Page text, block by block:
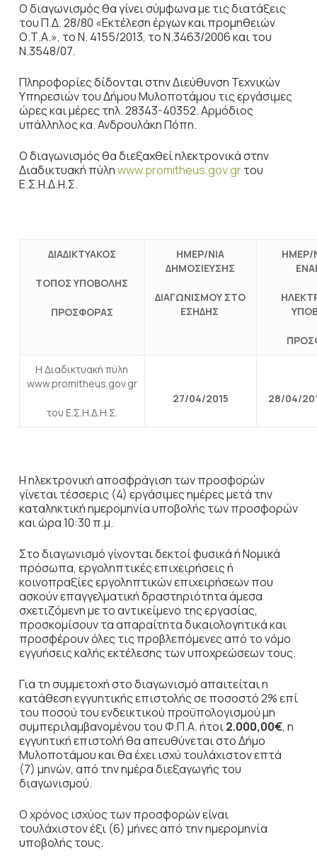
Ο διαγωνισμός θα γίνει σύμφωνα με τις διατάξεις
του Π.Δ. 28/80 «Εκτέλεση έργων και προμηθειών
Ο.Τ.Α.», το Ν. 4155/2013, το Ν.3463/2006 και του
Ν.3548/07.
Πληροφορίες δίδονται στην Διεύθυνση Τεχνικών
Υπηρεσιών του Δήμου Μυλοποτάμου τις εργάσιμες
ώρες και μέρες τηλ. 28343-40352. Αρμόδιος
υπάλληλος κα. Ανδρουλάκη Πόπη.
Ο διαγωνισμός θα διεξαχθεί ηλεκτρονικά στην
Διαδικτυακή πύληwww.promitheus.gov.grτου
Ε.Σ.Η.Δ.Η.Σ.
ΔΙΑΔΙΚΤΥΑΚΟΣ
ΤΟΠΟΣ ΥΠΟΒΟΛΗΣ
ΠΡΟΣΦΟΡΑΣ
ΗΜΕΡ/ΝΙΑ
ΔΗΜΟΣΙΕΥΣΗΣ
ΔΙΑΓΩΝΙΣΜΟΥ ΣΤΟ
ΕΣΗΔΗΣ
ΗΜΕΡ/
Η Διαδικτυακή πύλη
www.promitheus.gov.gr
του Ε.Σ.Η.Δ.Η.Σ.
27/04/2015 28/04/
Η ηλεκτρονική αποσφράγιση των προσφορών
γίνεται τέσσερις (4) εργάσιμες ημέρες μετά την
καταληκτική ημερομηνία υποβολής των προσφορών
και ώρα 10:30 π.μ.
Στο διαγωνισμό γίνονται δεκτοί φυσικά ή Νομικά
πρόσωπα, εργοληπτικές επιχειρήσεις ή
κοινοπραξίες εργοληπτικών επιχειρήσεων που
ασκούν επαγγελματική δραστηριότητα άμεσα
σχετιζόμενη με το αντικείμενο της εργασίας,
προσκομίσουν τα απαραίτητα δικαιολογητικά και
προσφέρουν όλες τις προβλεπόμενες από το νόμο
εγγυήσεις καλής εκτέλεσης των υποχρεώσεων τους.
Για τη συμμετοχή στο διαγωνισμό απαιτείται η
κατάθεση εγγυητικής επιστολής σε ποσοστό 2% επί
του ποσού του ενδεικτικού προϋπολογισμού μη
συμπεριλαμβανομένου του Φ.Π.Α. ήτοι2.000,00€, η
εγγυητική επιστολή θα απευθύνεται στο Δήμο
Μυλοποτάμου και θα έχει ισχύ τουλάχιστον επτά
(7) μηνών, από την ημέρα διεξαγωγής του
διαγωνισμού.
Ο χρόνος ισχύος των προσφορών είναι
τουλάχιστον έξι (6) μήνες από την ημερομηνία
υποβολής τους.